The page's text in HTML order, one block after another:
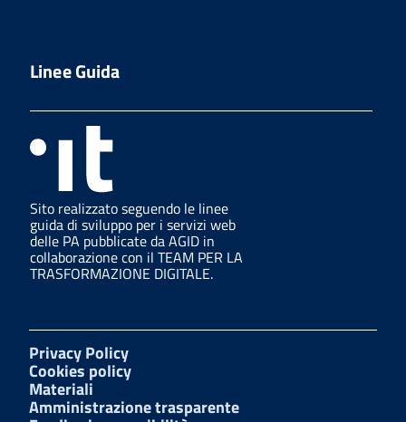
Linee Guida
Sito realizzato seguendo le linee
guida di sviluppo per i servizi web
delle PA pubblicate da AGID in
collaborazione con il TEAM PER LA
TRASFORMAZIONE DIGITALE.
Privacy Policy
Cookies policy
Materiali
Amministrazione trasparente